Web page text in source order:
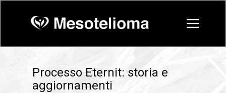
Processo Eternit: storia e
aggiornamenti